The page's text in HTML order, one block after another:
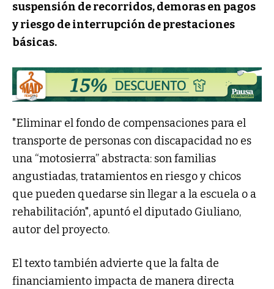
suspensión de recorridos, demoras en pagos
y riesgo de interrupción de prestaciones
básicas.
"Eliminar el fondo de compensaciones para el
transporte de personas con discapacidad no es
una “motosierra” abstracta: son familias
angustiadas, tratamientos en riesgo y chicos
que pueden quedarse sin llegar a la escuela o a
rehabilitación", apuntó el diputado Giuliano,
autor del proyecto.
El texto también advierte que la falta de
financiamiento impacta de manera directa